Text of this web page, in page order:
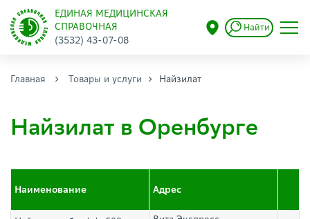
ЕДИНАЯ МЕДИЦИНСКАЯ
СПРАВОЧНАЯ
(3532) 43-07-08
Найти
Главная Товары и услуги Найзилат
Найзилат в Оренбурге
Наименование Адрес